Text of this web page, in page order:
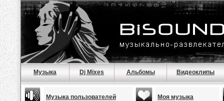
Музыка Dj Mixes Альбомы Видеоклипы
Музыка пользователей Моя музыка